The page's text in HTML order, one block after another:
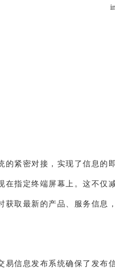
的紧密对接，实现了信息
在指定终端屏幕上。这不
取最新的产品、服务信息
易信息发布系统确保了发